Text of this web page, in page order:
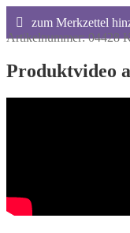
Menge
Artikelnummer:04428
Produktvideo